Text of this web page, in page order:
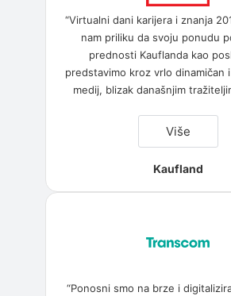
“Virtualni dani karijera i znanja
nam priliku da svoju ponudu
prednosti Kauflanda kao
predstavimo kroz vrlo dinamičan
medij, blizak današnjim
Više
Kaufland
“Ponosni smo na brze i